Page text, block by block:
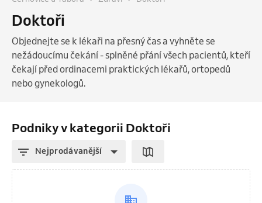
Doktoři
Objednejte se k lékaři na přesný čas a vyhněte se
nežádoucímu čekání - splněné přání všech pacientů, kteří
čekají před ordinacemi praktických lékařů, ortopedů
nebo gynekologů.
Podniky v kategorii Doktoři
Nejprodávanější